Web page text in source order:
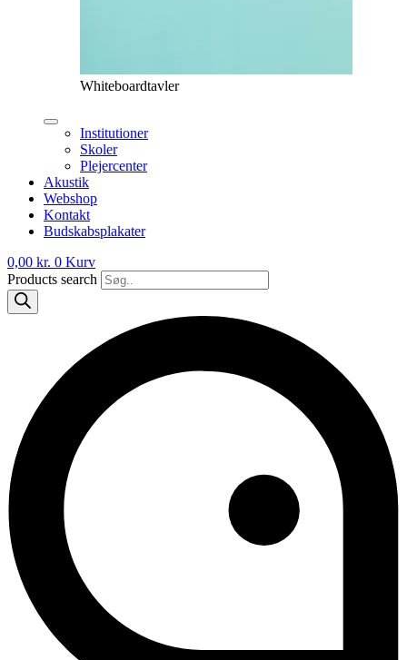
Whiteboardtavler
Institutioner
Skoler
Plejercenter
Akustik
Webshop
Kontakt
Budskabsplakater
0,00 kr. 0 Kurv
Products search